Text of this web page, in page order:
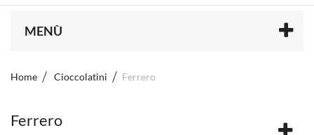
MENÙ
Home Cioccolatini Ferrero
Ferrero